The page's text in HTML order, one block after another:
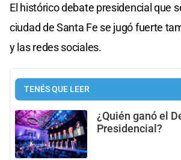
El histórico debate presidencial que
ciudad de Santa Fe se jugó fuerte
y las redes sociales.
TENÉS QUE LEER
¿Quién ganó el
Presidencial?